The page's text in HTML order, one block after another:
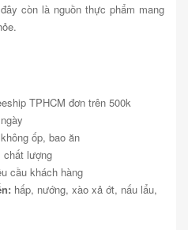
còn là nguồn thực phẩm mang
TPHCM đơn trên 500k
ốp, bao ăn
chất lượng
cầu khách hàng
hấp, nướng, xào xả ớt, nấu lẩu,